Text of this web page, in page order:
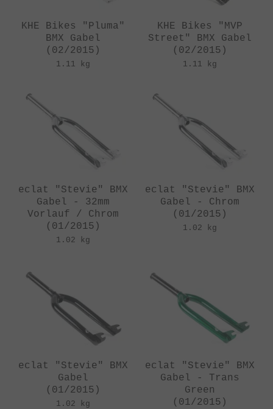
KHE Bikes "Pluma"
BMX Gabel
(02/2015)
1.11 kg
KHE Bikes "MVP
Street" BMX Gabel
(02/2015)
1.11 kg
eclat "Stevie" BMX
Gabel - 32mm
Vorlauf / Chrom
(01/2015)
1.02 kg
eclat "Stevie" BMX
Gabel - Chrom
(01/2015)
1.02 kg
eclat "Stevie" BMX
Gabel
(01/2015)
1.02 kg
eclat "Stevie" BMX
Gabel - Trans
Green
(01/2015)